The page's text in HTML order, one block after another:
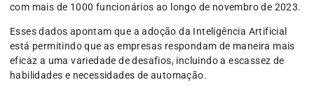
com mais de 1000 funcionários ao longo de novembro de 2023.
Esses dados apontam que a adoção da Inteligência Artificial
está permitindo que as empresas respondam de maneira mais
eficaz a uma variedade de desafios, incluindo a escassez de
habilidades e necessidades de automação.